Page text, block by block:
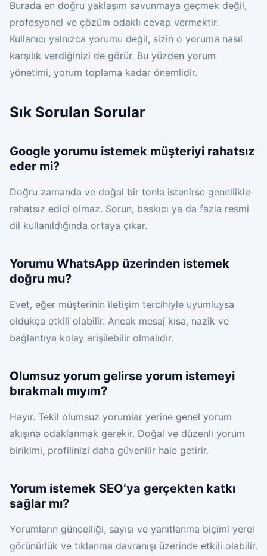
Burada en doğru yaklaşım savunmaya geçmek değil,
profesyonel ve çözüm odaklı cevap vermektir.
Kullanıcı yalnızca yorumu değil, sizin o yoruma nasıl
karşılık verdiğinizi de görür. Bu yüzden yorum
yönetimi, yorum toplama kadar önemlidir.
Sık Sorulan Sorular
Google yorumu istemek müşteriyi rahatsız
eder mi?
Doğru zamanda ve doğal bir tonla istenirse genellikle
rahatsız edici olmaz. Sorun, baskıcı ya da fazla resmi
dil kullanıldığında ortaya çıkar.
Yorumu WhatsApp üzerinden istemek
doğru mu?
Evet, eğer müşterinin iletişim tercihiyle uyumluysa
oldukça etkili olabilir. Ancak mesaj kısa, nazik ve
bağlantıya kolay erişilebilir olmalıdır.
Olumsuz yorum gelirse yorum istemeyi
bırakmalı mıyım?
Hayır. Tekil olumsuz yorumlar yerine genel yorum
akışına odaklanmak gerekir. Doğal ve düzenli yorum
birikimi, profilinizi daha güvenilir hale getirir.
Yorum istemek SEO’ya gerçekten katkı
sağlar mı?
Yorumların güncelliği, sayısı ve yanıtlanma biçimi yerel
görünürlük ve tıklanma davranışı üzerinde etkili olabilir.